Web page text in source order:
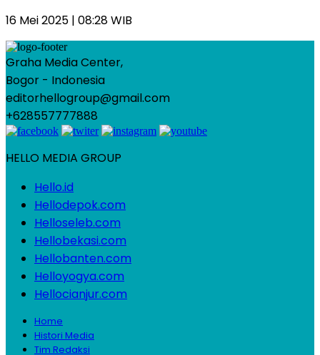
16 Mei 2025 | 08:28 WIB
Graha Media Center,
Bogor - Indonesia
editorhellogroup@gmail.com
+628557777888
HELLO MEDIA GROUP
Hello.id
Hellodepok.com
Helloseleb.com
Hellobekasi.com
Hellobanten.com
Helloyogya.com
Hellocianjur.com
Home
Histori Media
Tim Redaksi